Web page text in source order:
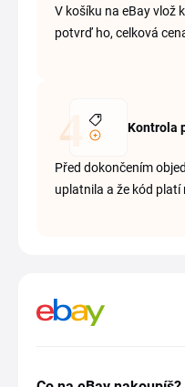
V košíku na eBay vlož
potvrď ho, celková
Kontrola
Před dokončením
uplatnila a že kód platí